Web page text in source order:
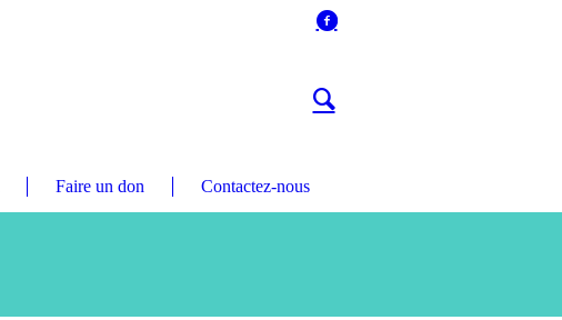
Faire un don Contactez-nous